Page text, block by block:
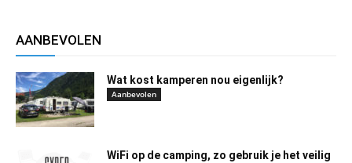
AANBEVOLEN
Wat kost kamperen nou eigenlijk?
Aanbevolen
WiFi op de camping, zo gebruik je het veilig